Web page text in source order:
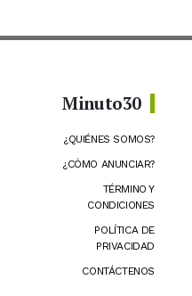
Minuto30
¿QUIÉNES SOMOS?
¿CÓMO ANUNCIAR?
TÉRMINO Y
CONDICIONES
POLÍTICA DE
PRIVACIDAD
CONTÁCTENOS